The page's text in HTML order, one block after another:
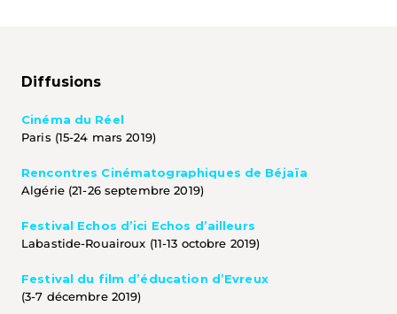
Diffusions
Cinéma du Réel
Paris (15-24 mars 2019)
Rencontres Cinématographiques de Béjaïa
Algérie (21-26 septembre 2019)
Festival Echos d’ici Echos d’ailleurs
Labastide-Rouairoux (11-13 octobre 2019)
Festival du film d’éducation d’Evreux
(3-7 décembre 2019)